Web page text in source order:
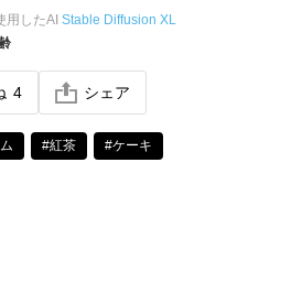
用したAIStable Diffusion XL
4 シェア
#紅茶 #ケーキ